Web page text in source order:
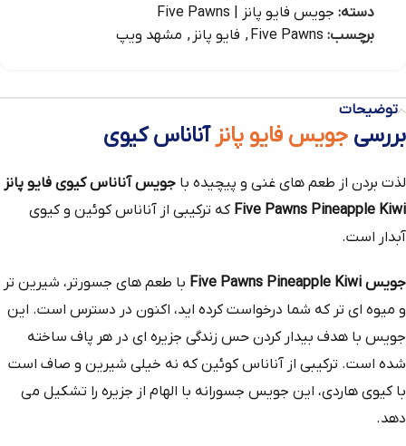
دسته: جویس فایو پانز | Five Pawns
برچسب: Five Pawns
, فایو پانز , مشهد ویپ
توضیحات
بررسی جویس فایو پانزآناناس کیوی
لذت بردن از طعم‌ های غنی و پیچیده با جویس آناناس کیوی فایو پانز
Five Pawns Pineapple Kiwi که ترکیبی از آناناس کوئین و کیوی
آبدار است.
جویس Five Pawns Pineapple Kiwi
با طعم‌ های جسورتر، شیرین‌ تر
و میوه‌ ای‌ تر که شما درخواست کرده‌ اید، اکنون در دسترس است. این
جویس با هدف بیدار کردن حس زندگی جزیره‌ ای در هر پاف ساخته
شده است. ترکیبی از آناناس کوئین که نه خیلی شیرین و صاف است
با کیوی هاردی، این جویس جسورانه با الهام از جزیره را تشکیل می‌
دهد.